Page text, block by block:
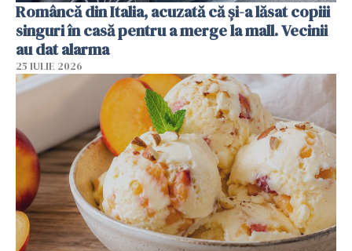
Româncă din Italia, acuzată că și-a lăsat copiii
singuri în casă pentru a merge la mall. Vecinii
au dat alarma
25 IULIE 2026